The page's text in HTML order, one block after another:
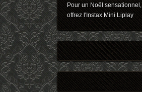
Pour un Noël sensationnel,
offrez l'Instax Mini Liplay